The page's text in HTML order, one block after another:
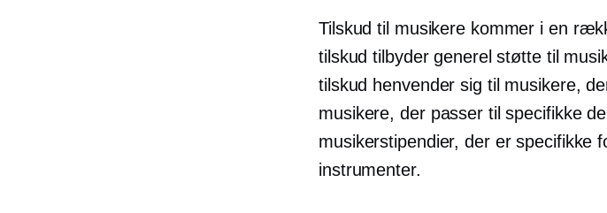
Tilskud til musikere kommer i en
tilskud tilbyder generel støtte til
tilskud henvender sig til musikere,
musikere, der passer til specifikke
musikerstipendier, der er specifikke
instrumenter.